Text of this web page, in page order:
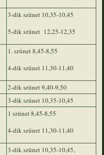
3-dik szünet 10,35-10,45
5-dik szünet 12,25-12,35
1. szünet 8,45-8,55
4-dik szünet 11,30-11,40
2-dik szünet 9,40-9,50
3-dik szünet 10,35-10,45
1 szünet 8,45-8,55
4-dik szünet 11,30-11,40
3-dik szünet 10,35-10,45,